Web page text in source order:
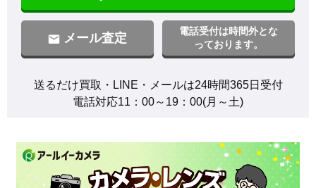
メール査定
電話受付は時間外とな
っております。
送るだけ買取・LINE・メールは24時間365日受付
電話対応11：00～19：00(月～土)